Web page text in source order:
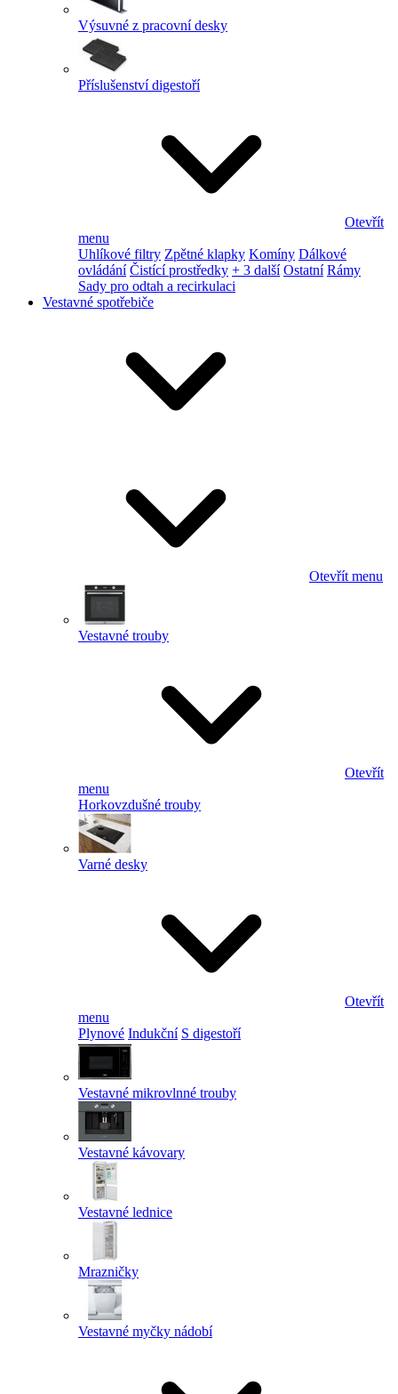
Výsuvné z pracovní desky
Příslušenství digestoří
Otevřít
menu
Uhlíkové filtry Zpětné klapky Komíny Dálkové
ovládání Čistící prostředky + 3 další Ostatní Rámy
Sady pro odtah a recirkulaci
Vestavné spotřebiče
Otevřít menu
Vestavné trouby
Otevřít
menu
Horkovzdušné trouby
Varné desky
Otevřít
menu
Plynové Indukční S digestoří
Vestavné mikrovlnné trouby
Vestavné kávovary
Vestavné lednice
Mrazničky
Vestavné myčky nádobí